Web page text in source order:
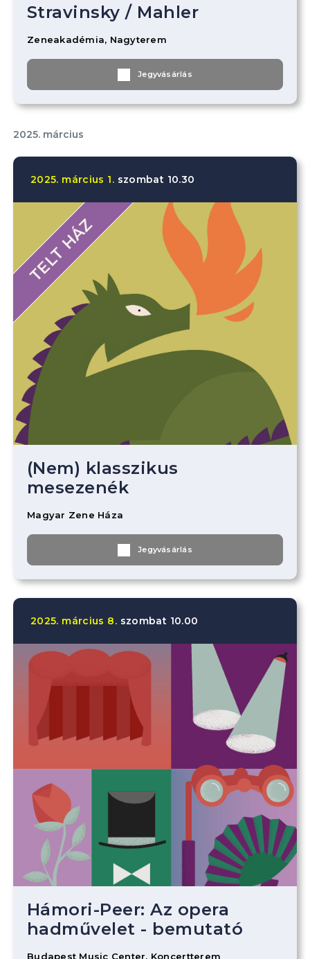
Stravinsky/Mahler
Zeneakadémia, Nagyterem
Jegyvásárlás
2025. március
2025. március 1. szombat 10.30
TELT HÁZ
(Nem) klasszikus
mesezenék
Magyar Zene Háza
Jegyvásárlás
2025. március 8. szombat 10.00
Hámori-Peer: Az opera
hadművelet - bemutató
Budapest Music Center, Koncertterem